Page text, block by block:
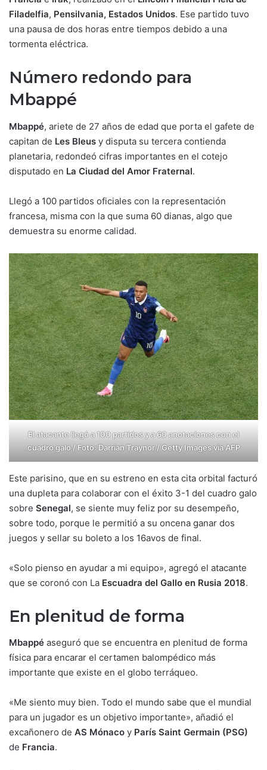
Filadelfia, Pensilvania, Estados Unidos. Ese partido tuvo
una pausa de dos horas entre tiempos debido a una
tormenta eléctrica.
Número redondo para
Mbappé
Mbappé, ariete de 27 años de edad que porta el gafete de
capitan de Les Bleus y disputa su tercera contienda
planetaria, redondeó cifras importantes en el cotejo
disputado en La Ciudad del Amor Fraternal.
Llegó a 100 partidos oficiales con la representación
francesa, misma con la que suma 60 dianas, algo que
demuestra su enorme calidad.
El atacante llegó a 100 partidos y a 60 anotaciones con el
cuadro galo / Foto: Darrian Traynor / Getty Images via AFP
Este parisino, que en su estreno en esta cita orbital facturó
una dupleta para colaborar con el éxito 3-1 del cuadro galo
sobre Senegal, se siente muy feliz por su desempeño,
sobre todo, porque le permitió a su oncena ganar dos
juegos y sellar su boleto a los 16avos de final.
«Solo pienso en ayudar a mi equipo», agregó el atacante
que se coronó con La Escuadra del Gallo en Rusia 2018.
En plenitud de forma
Mbappé aseguró que se encuentra en plenitud de forma
física para encarar el certamen balompédico más
importante que existe en el globo terráqueo.
«Me siento muy bien. Todo el mundo sabe que el mundial
para un jugador es un objetivo importante», añadió el
excañonero de AS Mónaco y París Saint Germain (PSG)
de Francia.